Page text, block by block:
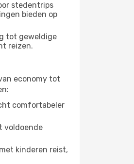
stedentrips
bieden op
tot geweldige
reizen.
economy tot
comfortabeler
voldoende
kinderen reist,